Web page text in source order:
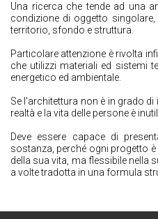
Una ricerca che tende ad una
condizione di oggetto
territorio, sfondo e struttura.
Particolare attenzione è rivolta
che utilizzi materiali ed sistemi
energetico ed ambientale.
Se l'architettura non è in grado
realtà e la vita delle persone è
Deve essere capace di
sostanza, perché ogni progetto
della sua vita, ma flessibile nella
a volte tradotta in una formula